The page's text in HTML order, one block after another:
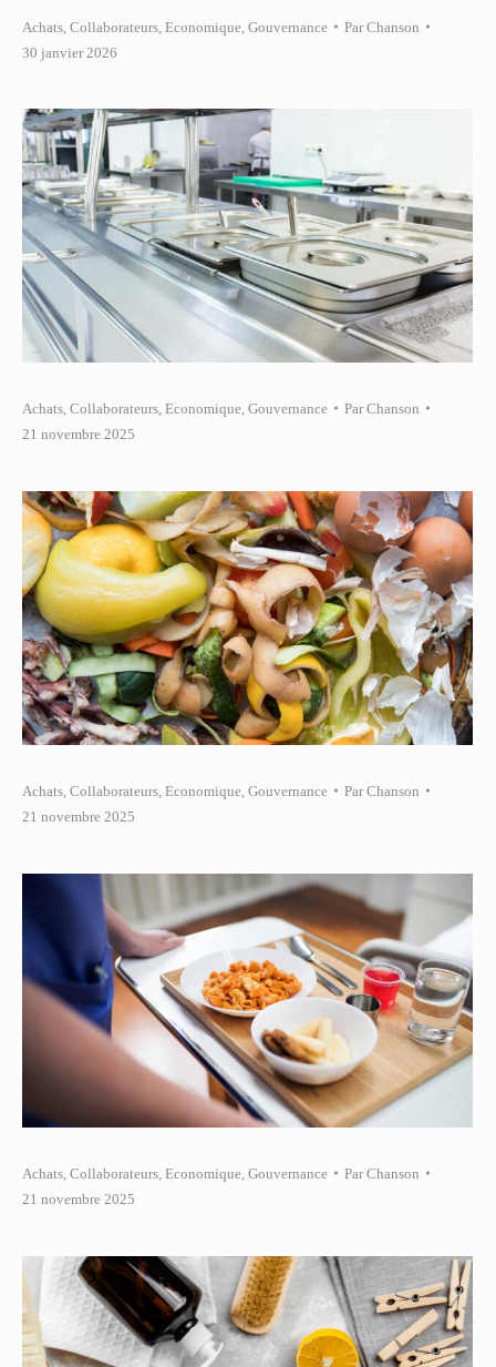
Achats Collaborateurs Economique Gouvernance ParChanson
30 janvier 2026
Achats Collaborateurs Economique Gouvernance ParChanson
21 novembre 2025
Achats Collaborateurs Economique Gouvernance ParChanson
21 novembre 2025
Achats Collaborateurs Economique Gouvernance ParChanson
21 novembre 2025